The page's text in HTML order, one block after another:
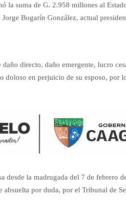
la suma de G. 2.958 millones al
Jorge Bogarín González, actual
daño directo, daño emergente, lucro
doloso en perjuicio de su esposo, por
desde la madrugada del 7 de febrero
absuelta por duda, por el Tribunal de